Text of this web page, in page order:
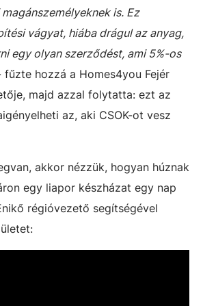
is. Ez
vágyat, hiába drágul az anyag,
egy olyan szerződést, ami 5%-os
hozzá a Homes4you Fejér
majd azzal folytatta: ezt az
az, aki CSOK-ot vesz
akkor nézzük, hogyan húznak
egy liapor készházat egy nap
régióvezető segítségével